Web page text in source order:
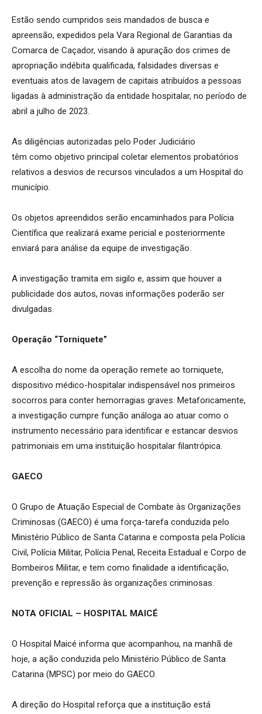
Estão sendo cumpridos seis mandados de busca e
apreensão, expedidos pela Vara Regional de Garantias da
Comarca de Caçador, visando à apuração dos crimes de
apropriação indébita qualificada, falsidades diversas e
eventuais atos de lavagem de capitais atribuídos a pessoas
ligadas à administração da entidade hospitalar, no período de
abril a julho de 2023.
As diligências autorizadas pelo Poder Judiciário
têm como objetivo principal coletar elementos probatórios
relativos a desvios de recursos vinculados a um Hospital do
município.
Os objetos apreendidos serão encaminhados para Polícia
Científica que realizará exame pericial e posteriormente
enviará para análise da equipe de investigação.
A investigação tramita em sigilo e, assim que houver a
publicidade dos autos, novas informações poderão ser
divulgadas.
Operação “Torniquete”
A escolha do nome da operação remete ao torniquete,
dispositivo médico-hospitalar indispensável nos primeiros
socorros para conter hemorragias graves. Metaforicamente,
a investigação cumpre função análoga ao atuar como o
instrumento necessário para identificar e estancar desvios
patrimoniais em uma instituição hospitalar filantrópica.
GAECO
O Grupo de Atuação Especial de Combate às Organizações
Criminosas (GAECO) é uma força-tarefa conduzida pelo
Ministério Público de Santa Catarina e composta pela Polícia
Civil, Polícia Militar, Polícia Penal, Receita Estadual e Corpo de
Bombeiros Militar, e tem como finalidade a identificação,
prevenção e repressão às organizações criminosas.
NOTA OFICIAL – HOSPITAL MAICÉ
O Hospital Maicé informa que acompanhou, na manhã de
hoje, a ação conduzida pelo Ministério Público de Santa
Catarina (MPSC) por meio do GAECO.
A direção do Hospital reforça que a instituição está